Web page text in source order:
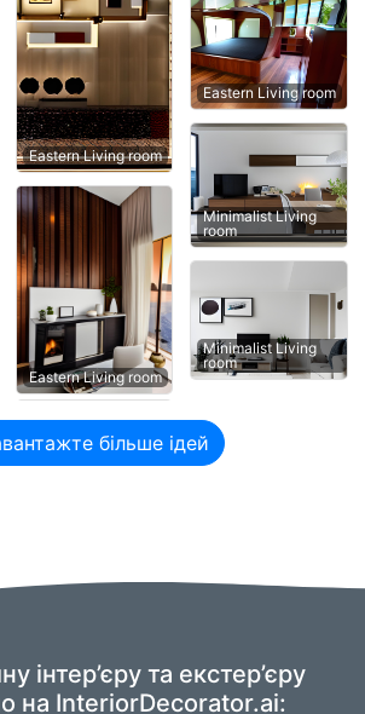
Eastern Living room
Eastern Living room
Eastern Living room
Minimalist Living
room
Minimalist Living
room
більше ідей
інтер’єру та екстер’єру
на InteriorDecorator.ai: